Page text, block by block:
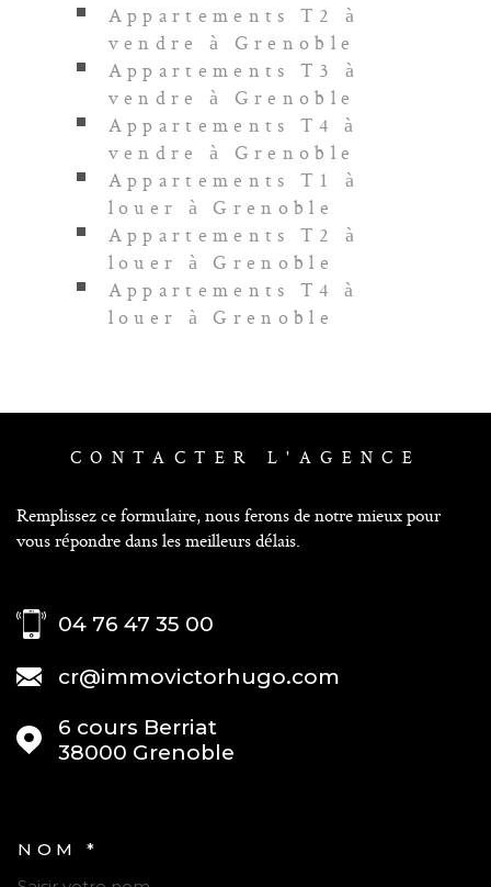
Appartements T2 à
vendre à Grenoble
Appartements T3 à
vendre à Grenoble
Appartements T4 à
vendre à Grenoble
Appartements T1 à
louer à Grenoble
Appartements T2 à
louer à Grenoble
Appartements T4 à
louer à Grenoble
CONTACTER L'AGENCE
Remplissez ce formulaire, nous ferons de notre mieux pour
vous répondre dans les meilleurs délais.
04 76 47 35 00
cr@immovictorhugo.com
6 cours Berriat
38000
Grenoble
NOM *